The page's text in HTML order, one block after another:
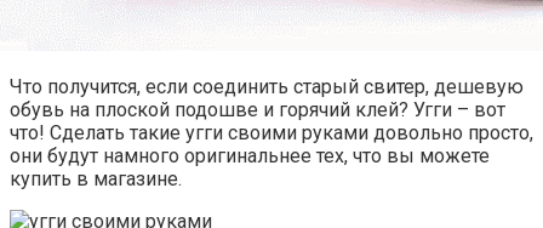
Что получится, если соединить старый свитер, дешевую
обувь на плоской подошве и горячий клей? Угги – вот
что! Сделать такие угги своими руками довольно просто,
они будут намного оригинальнее тех, что вы можете
купить в магазине.